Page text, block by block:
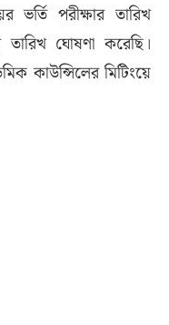
ভর্তি পরীক্ষার তারিখ
ঘোষণা করেছি।
কাউন্সিলের মিটিংয়ে